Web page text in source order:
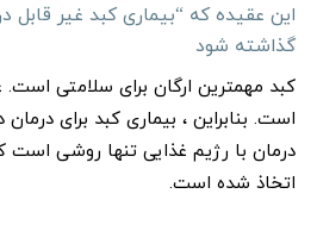
این عقیده که “بیماری کبد غیر قابل
گذاشته شود
کبد مهمترین ارگان برای سلامتی است.
است. بنابراین ، بیماری کبد برای
درمان با رژیم غذایی تنها روشی
اتخاذ شده است.